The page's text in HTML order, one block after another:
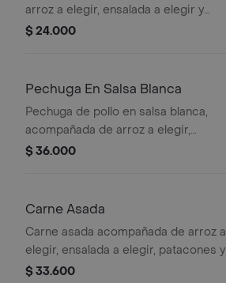
arroz a elegir, ensalada a elegir y
patacones.
$ 24.000
Pechuga En Salsa Blanca
Pechuga de pollo en salsa blanca,
acompañada de arroz a elegir,
ensalada a elegir, patacones y sopa.
$ 36.000
Carne Asada
Carne asada acompañada de arroz a
elegir, ensalada a elegir, patacones y
sopa.
$ 33.600